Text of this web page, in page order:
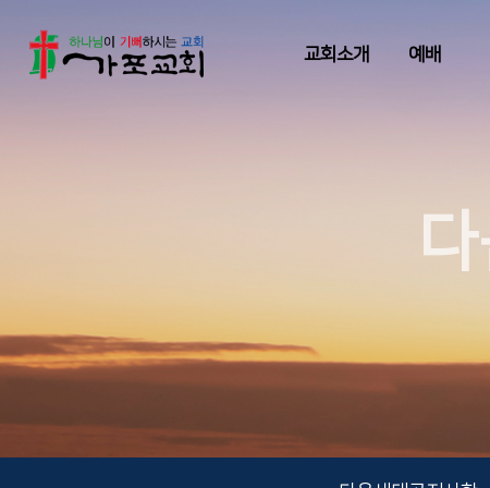
교회소개 예배